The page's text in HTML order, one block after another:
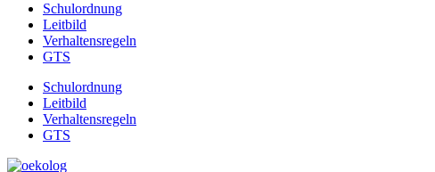
Schulordnung
Leitbild
Verhaltensregeln
GTS
Schulordnung
Leitbild
Verhaltensregeln
GTS